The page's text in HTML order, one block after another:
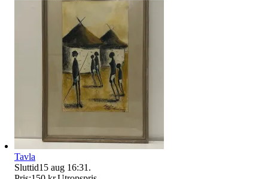
Tavla
Sluttid15 aug 16:31 .